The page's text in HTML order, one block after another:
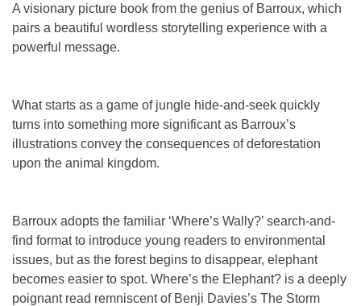
A visionary picture book from the genius of Barroux, which
pairs a beautiful wordless storytelling experience with a
powerful message.
What starts as a game of jungle hide-and-seek quickly
turns into something more significant as Barroux’s
illustrations convey the consequences of deforestation
upon the animal kingdom.
Barroux adopts the familiar ‘Where’s Wally?’ search-and-
find format to introduce young readers to environmental
issues, but as the forest begins to disappear, elephant
becomes easier to spot. Where’s the Elephant? is a deeply
poignant read remniscent of Benji Davies’s The Storm